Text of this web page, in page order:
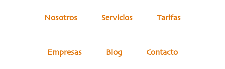
Nosotros Servicios Tarifas
Empresas Blog Contacto